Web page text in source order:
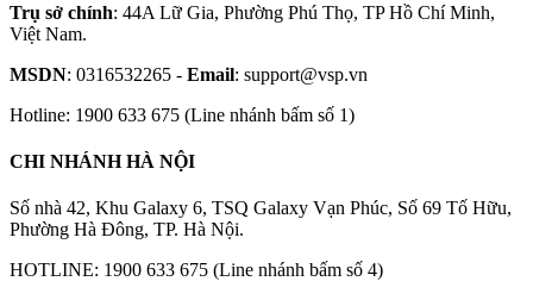
Trụ sở chính: 44A Lữ Gia, Phường Phú Thọ, TP Hồ Chí Minh,
Việt Nam.
MSDN: 0316532265 - Email: support@vsp.vn
Hotline: 1900 633 675 (Line nhánh bấm số 1)
CHI NHÁNH HÀ NỘI
Số nhà 42, Khu Galaxy 6, TSQ Galaxy Vạn Phúc, Số 69 Tố Hữu,
Phường Hà Đông, TP. Hà Nội.
HOTLINE: 1900 633 675 (Line nhánh bấm số 4)